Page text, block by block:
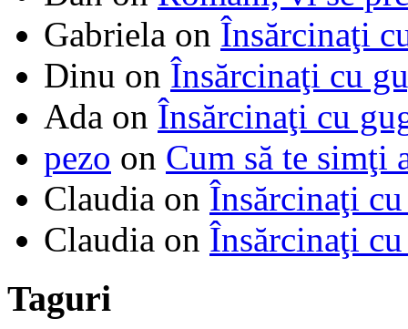
Gabriela on Însărcinaţi
Dinu on Însărcinaţi cu
Ada on Însărcinaţi cu
pezo on Cum să te simţi
Claudia on Însărcinaţi
Claudia on Însărcinaţi
Taguri